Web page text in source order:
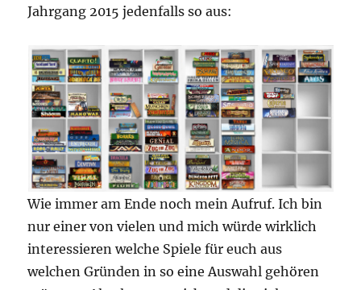
Jahrgang 2015 jedenfalls so aus:
Wie immer am Ende noch mein Aufruf. Ich bin
nur einer von vielen und mich würde wirklich
interessieren welche Spiele für euch aus
welchen Gründen in so eine Auswahl gehören